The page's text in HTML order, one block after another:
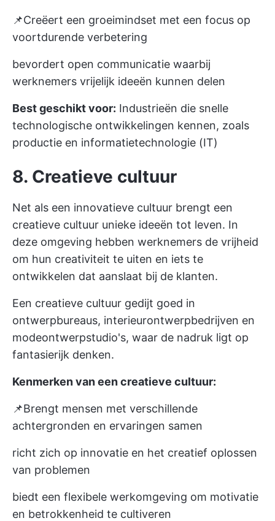
📌Creëert een groeimindset met een focus op
voortdurende verbetering
bevordert open communicatie waarbij
werknemers vrijelijk ideeën kunnen delen
Best geschikt voor: Industrieën die snelle
technologische ontwikkelingen kennen, zoals
productie en informatietechnologie (IT)
8. Creatieve cultuur
Net als een innovatieve cultuur brengt een
creatieve cultuur unieke ideeën tot leven. In
deze omgeving hebben werknemers de vrijheid
om hun creativiteit te uiten en iets te
ontwikkelen dat aanslaat bij de klanten.
Een creatieve cultuur gedijt goed in
ontwerpbureaus, interieurontwerpbedrijven en
modeontwerpstudio's, waar de nadruk ligt op
fantasierijk denken.
Kenmerken van een creatieve cultuur:
📌Brengt mensen met verschillende
achtergronden en ervaringen samen
richt zich op innovatie en het creatief oplossen
van problemen
biedt een flexibele werkomgeving om motivatie
en betrokkenheid te cultiveren